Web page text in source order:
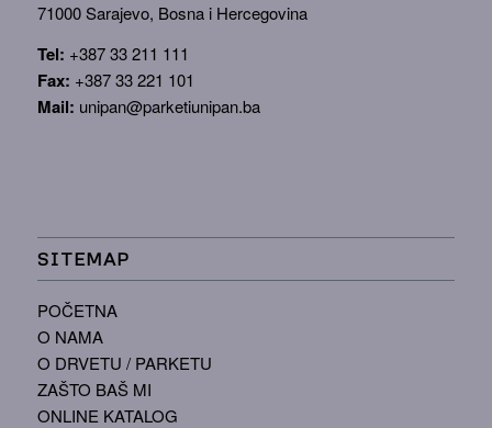
71000 Sarajevo, Bosna i Hercegovina
Tel: +387 33 211 111
Fax: +387 33 221 101
Mail: unipan@parketiunipan.ba
SITEMAP
POČETNA
O NAMA
O DRVETU / PARKETU
ZAŠTO BAŠ MI
ONLINE KATALOG